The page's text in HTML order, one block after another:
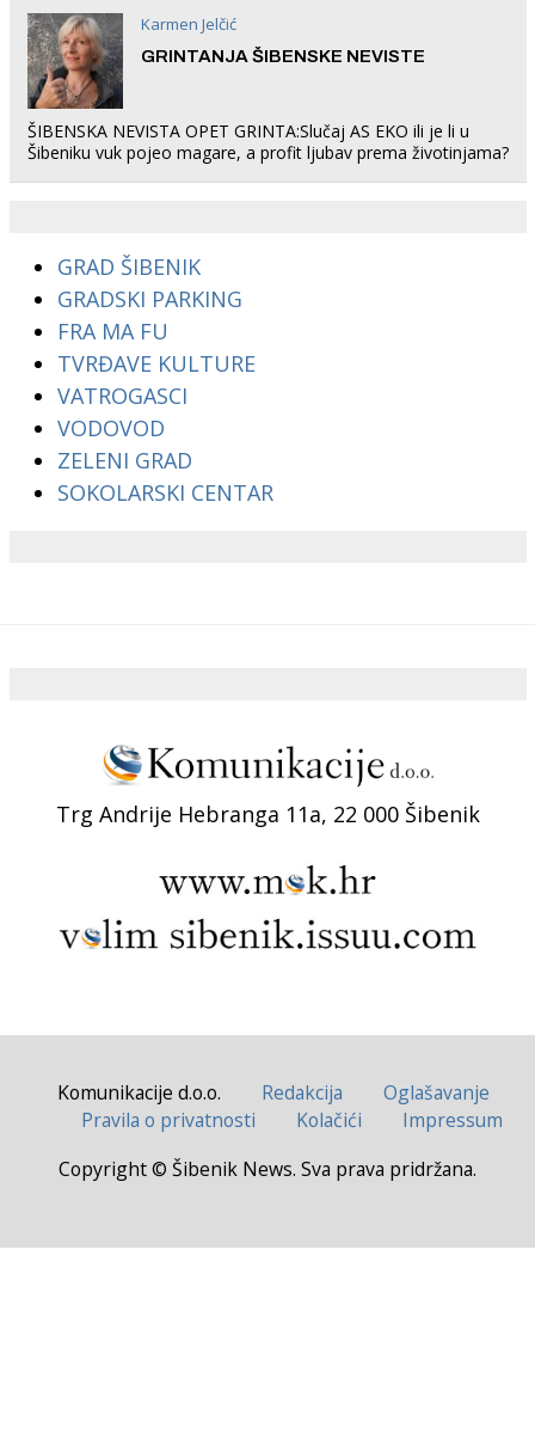
Karmen Jelčić
GRINTANJA ŠIBENSKE NEVISTE
ŠIBENSKA NEVISTA OPET GRINTA:Slučaj AS EKO ili je li u
Šibeniku vuk pojeo magare, a profit ljubav prema životinjama?
GRAD ŠIBENIK
GRADSKI PARKING
FRA MA FU
TVRĐAVE KULTURE
VATROGASCI
VODOVOD
ZELENI GRAD
SOKOLARSKI CENTAR
Trg Andrije Hebranga 11a, 22 000 Šibenik
Komunikacije d.o.o. Redakcija
Oglašavanje
Pravila o privatnosti
Kolačići
Impressum
Copyright © Šibenik News. Sva prava pridržana.